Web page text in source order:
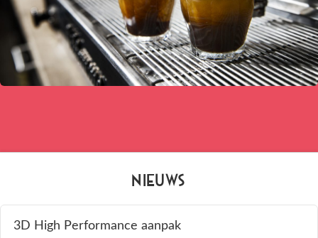
Nieuws
3D High Performance aanpak